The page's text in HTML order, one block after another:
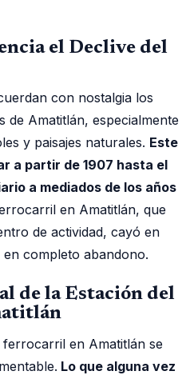
el Declive del
con nostalgia los
de Amatitlán, especialmente
y paisajes naturales. Este
a partir de 1907 hasta el
a mediados de los años
en Amatitlán, que
de actividad, cayó en
completo abandono.
de la Estación del
en Amatitlán se
Lo que alguna vez